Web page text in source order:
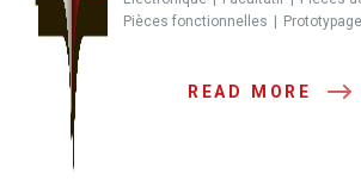
Pièces fonctionnelles
Prototypage
READ MORE